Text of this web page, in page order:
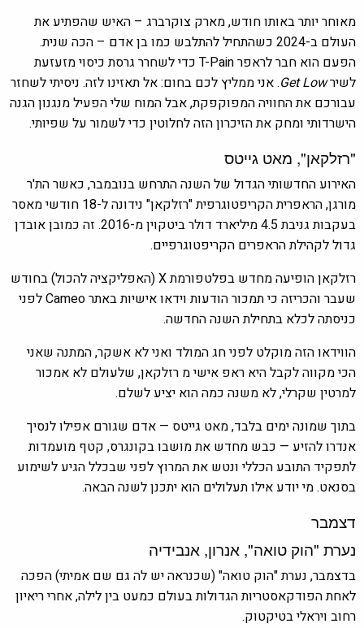
מאוחר יותר באותו חודש, מארק צוקרברג – האיש שהפתיע את
העולם ב-2024 כשהתחיל להתלבש כמו בן אדם – הכה שנית.
הפעם הוא חבר לראפר T-Pain כדי לשחרר גרסת כיסוי מזעזעת
לשירGet Low. אני ממליץ לכם בחום: אל תאזינו לזה. ניסיתי לשחזר
עבורכם את החוויה המפוקפקת, אבל המוח שלי הפעיל מנגנון הגנה
הישרדותי ומחק את הזיכרון הזה לחלוטין כדי לשמור על שפיותי.
"רזלקאן", מאט גייטס
האירוע החדשותי הגדול של השנה התרחש בנובמבר, כאשר הת'ר
מורגן, הראפרית הקריפטוגרפית "רזלקאן" נידונה ל-18 חודשי מאסר
בעקבות גניבת 4.5 מיליארד דולר ביטקוין מ-2016. זה כמובן אובדן
גדול לקהילת הראפרים הקריפטוגרפיים.
רזלקאן הופיעה מחדש בפלטפורמת X (האפליקציה להכול) בחודש
שעבר והכריזה כי תמכור הודעות וידאו אישיות באתר Cameo לפני
כניסתה לכלא בתחילת השנה החדשה.
הווידאו הזה מוקלט לפני חג המולד ואני לא אשקר, המתנה שאני
הכי מקווה לקבל היא ראפ אישי מ רזלקאן, שלעולם לא אמכור
למרטין שקרלי, לא משנה כמה הוא יציע לשלם.
בתוך שמונה ימים בלבד, מאט גייטס — אדם שגורם אפילו לנסיך
אנדרו להזיע — כבש מחדש את מושבו בקונגרס, קטף מועמדות
לתפקיד התובע הכללי ונטש את המרוץ לפני שבכלל הגיע לשימוע
בסנאט. מי יודע אילו תעלולים הוא יתכנן לשנה הבאה.
דצמבר
נערת "הוק טואה", אנרון, אנבידיה
בדצמבר, נערת "הוק טואה" (שכנראה יש לה גם שם אמיתי) הפכה
לאחת הפודקאסטריות הגדולות בעולם כמעט בין לילה, אחרי ריאיון
רחוב ויראלי בטיקטוק.